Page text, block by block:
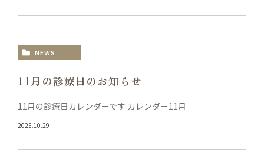
NEWS
11月の診療日のお知らせ
11月の診療日カレンダーです カレンダー11月
2025.10.29